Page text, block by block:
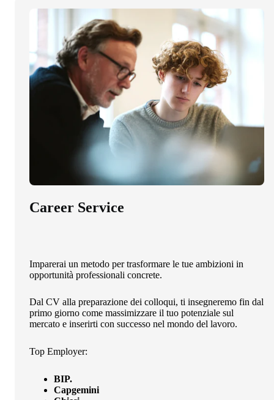
Career Service
Imparerai un metodo per trasformare le tue ambizioni in
opportunità professionali concrete.
Dal CV alla preparazione dei colloqui, ti insegneremo fin dal
primo giorno come massimizzare il tuo potenziale sul
mercato e inserirti con successo nel mondo del lavoro.
Top Employer:
BIP.
Capgemini